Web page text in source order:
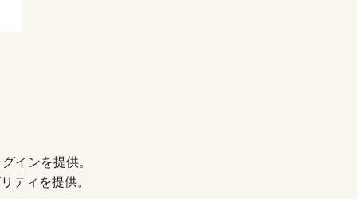
インを提供。
ティを提供。